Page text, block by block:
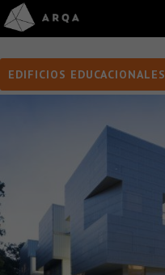
EDIFICIOS EDUCACIONALES